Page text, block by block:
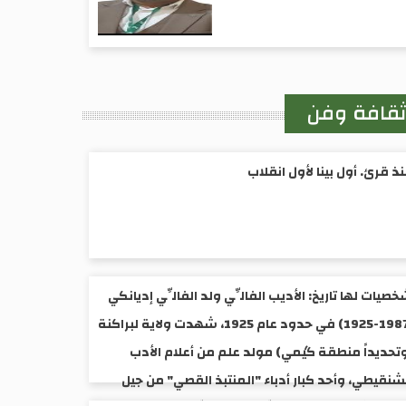
ثقافة وفن
قرئ. أول بينا لأول انقلاب
لها تاريخ: الأديب الفالِّي ولد الفالِّي إديانكي
(1987-1925) ​في حدود عام 1925، شهدت ولاية لبراكنة
منطقة گيمي) مولد علم من أعلام الأدب
وأحد كبار أدباء "المنتبذ القصي" من جيل